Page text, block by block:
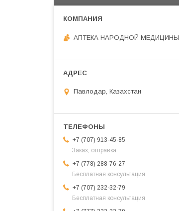
АПТЕКА НАРОДНОЙ МЕДИЦИНЫ
Павлодар, Казахстан
+7 (707) 913-45-85
Заказ, отправка
+7 (778) 288-76-27
Бесплатная консультация
+7 (707) 232-32-79
Бесплатная консультация